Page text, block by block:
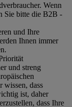
Wenn
Sie bitte die B2B -
und Ihre
Ihnen immer
und streng
wissen, dass
ist, daher
dass Ihre